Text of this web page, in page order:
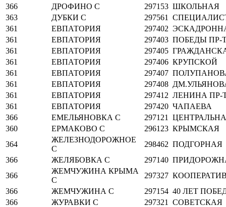
366
ДРОФИНО С 297153 ШКОЛЬНАЯ
363
ДУБКИ С 297561
361
ЕВПАТОРИЯ 297402
361
ЕВПАТОРИЯ 297403 ПОБЕДЫ ПР-
361
ЕВПАТОРИЯ 297405
361
ЕВПАТОРИЯ 297406 КРУПСКОЙ
361
ЕВПАТОРИЯ 297407
361
ЕВПАТОРИЯ 297408
361
ЕВПАТОРИЯ 297412 ЛЕНИНА ПР-
361
ЕВПАТОРИЯ 297420 ЧАПАЕВА
366
ЕМЕЛЬЯНОВКА С 297121
360
ЕРМАКОВО С 296123 КРЫМСКАЯ
364
ЖЕЛЕЗНОДОРОЖНОЕ
С
298462 ПОДГОРНАЯ
366
ЖЕЛЯБОВКА С 297140
366
ЖЕМЧУЖИНА КРЫМА
С
297327
366
ЖЕМЧУЖИНА С 297154 40 ЛЕТ
366
ЖУРАВКИ С 297321
СОВЕТСКАЯ